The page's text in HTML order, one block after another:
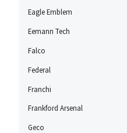
Eagle Emblem
Eemann Tech
Falco
Federal
Franchi
Frankford Arsenal
Geco